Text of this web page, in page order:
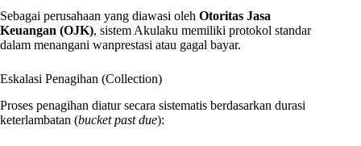
Sebagai perusahaan yang diawasi oleh Otoritas Jasa
Keuangan (OJK), sistem Akulaku memiliki protokol standar
dalam menangani wanprestasi atau gagal bayar.
Eskalasi Penagihan (Collection)
Proses penagihan diatur secara sistematis berdasarkan durasi
keterlambatan (bucket past due):